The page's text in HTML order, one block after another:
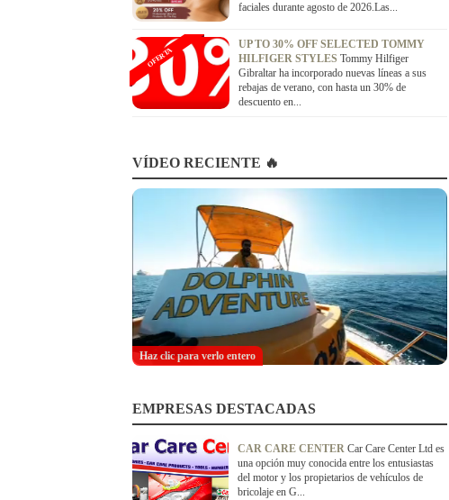
faciales durante agosto de 2026.Las...
UP TO 30% OFF SELECTED TOMMY
HILFIGER STYLES Tommy Hilfiger
Gibraltar ha incorporado nuevas líneas a sus
rebajas de verano, con hasta un 30% de
descuento en...
OFERTA
VÍDEO RECIENTE 🔥
Haz clic para verlo entero
EMPRESAS DESTACADAS
CAR CARE CENTER Car Care Center Ltd es
una opción muy conocida entre los entusiastas
del motor y los propietarios de vehículos de
bricolaje en G...